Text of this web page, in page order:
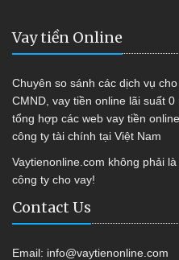
Vay tiền Online
Chuyên so sánh các dịch vụ
CMND, vay tiền online lãi suất
tổng hợp các web vay tiền
công ty tài chính tại Việt Nam
Vaytienonline.com không phải
công ty cho vay!
Contact Us
Email: info@vaytienonline.com